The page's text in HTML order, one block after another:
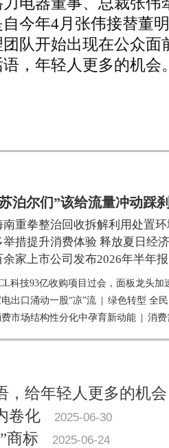
今年4月张伟接替董
队开始出现在公众面
，年轻人更多的机会
泊尔们”该给流量冲动踩
南重拳整治回收拆解利用处置
举措提升消费体验 释放夏日经
余家上市公司发布2026年半年报
科技93亿收购项目过会，面板龙头加
出口涌动一股“凉”流
绿色转型 全
市场结构性分化中孕育新动能
消费
，给年轻人更多的机会
卷化
2025-06-30
商标 2025-06-24